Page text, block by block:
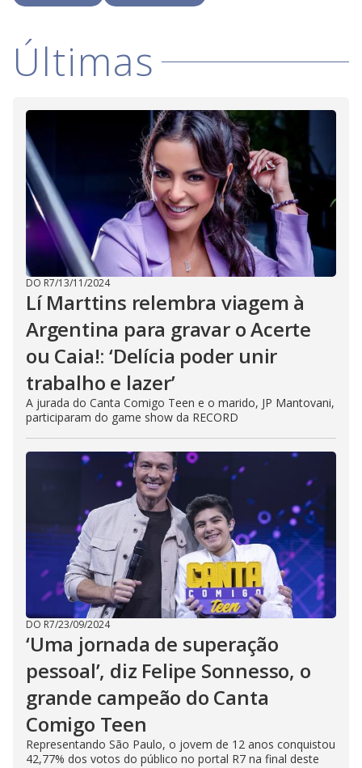
Últimas
DO R7/13/11/2024
Lí Marttins relembra viagem à
Argentina para gravar o Acerte
ou Caia!: ‘Delícia poder unir
trabalho e lazer’
A jurada do Canta Comigo Teen e o marido, JP Mantovani,
participaram do game show da RECORD
DO R7/23/09/2024
‘Uma jornada de superação
pessoal’, diz Felipe Sonnesso, o
grande campeão do Canta
Comigo Teen
Representando São Paulo, o jovem de 12 anos conquistou
42,77% dos votos do público no portal R7 na final deste